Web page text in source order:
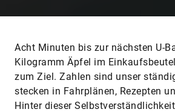
Acht Minuten bis zur nächsten U-
Kilogramm Äpfel im
zum Ziel. Zahlen sind unser
stecken in Fahrplänen, Rezepten
Hinter dieser